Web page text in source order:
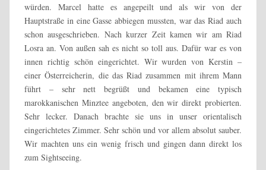
würden. Marcel hatte es angepeilt und als wir von der
Hauptstraße in eine Gasse abbiegen mussten, war das Riad auch
schon ausgeschrieben. Nach kurzer Zeit kamen wir am Riad
Losra an. Von außen sah es nicht so toll aus. Dafür war es von
innen richtig schön eingerichtet. Wir wurden von Kerstin –
einer Österreicherin, die das Riad zusammen mit ihrem Mann
führt – sehr nett begrüßt und bekamen eine typisch
marokkanischen Minztee angeboten, den wir direkt probierten.
Sehr lecker. Danach brachte sie uns in unser orientalisch
eingerichtetes Zimmer. Sehr schön und vor allem absolut sauber.
Wir machten uns ein wenig frisch und gingen dann direkt los
zum Sightseeing.